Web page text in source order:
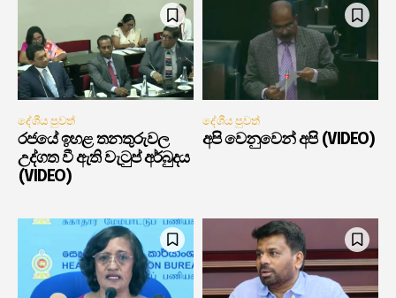
දේශීය පුවත්
රජයේ ඉහළ තනතුරුවල
උද්ගත වී ඇති වැටුප් අර්බුදය
(VIDEO)
දේශීය පුවත්
අපි වෙනුවෙන් අපි (VIDEO)